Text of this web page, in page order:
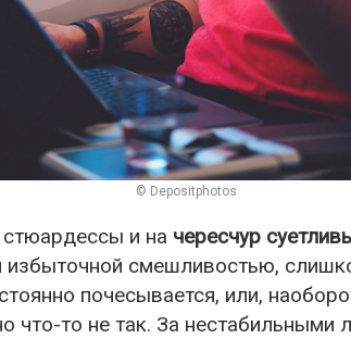
© Depositphotos
и на чересчур
избыточной смешливостью,
почесывается, или,
что-то не так. За нестабильными